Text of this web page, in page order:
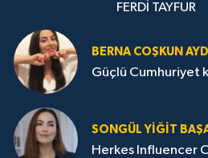
FERDİ TAYFUR
BERNA COŞKUN
Güçlü Cumhuriyet
SONGÜL YIĞIT
Herkes Influencer